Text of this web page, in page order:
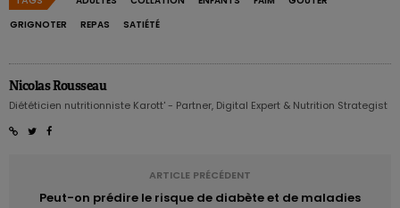
GRIGNOTER
REPAS SATIÉTÉ
Nicolas Rousseau
Diététicien nutritionniste Karott' - Partner, Digital Expert & Nutrition Strategist
ARTICLE PRÉCÉDENT
Peut-on prédire le risque de diabète et de maladies